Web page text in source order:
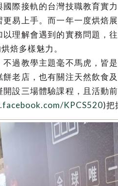
際接軌的台灣技職教育實
易上手。而一年一度烘焙
理解會遇到的實務問題，
焙多樣魅力。
過教學主題毫不馬虎，皆
老店，也有關注天然飲食
設三場體驗課程，且活動
KPCS520)把